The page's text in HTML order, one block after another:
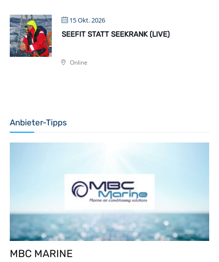
15 Okt. 2026
SEEFIT STATT SEEKRANK (LIVE)
Online
Anbieter-Tipps
MBC MARINE